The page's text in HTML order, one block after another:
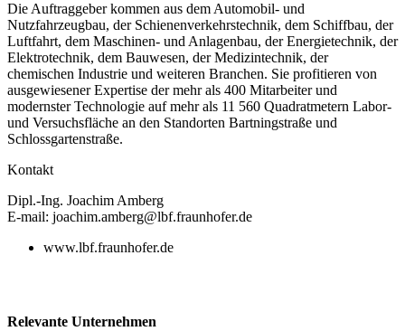
Die Auftraggeber kommen aus dem Automobil- und
Nutzfahrzeugbau, der Schienenverkehrstechnik, dem Schiffbau, der
Luftfahrt, dem Maschinen- und Anlagenbau, der Energietechnik, der
Elektrotechnik, dem Bauwesen, der Medizintechnik, der
chemischen Industrie und weiteren Branchen. Sie profitieren von
ausgewiesener Expertise der mehr als 400 Mitarbeiter und
modernster Technologie auf mehr als 11 560 Quadratmetern Labor-
und Versuchsfläche an den Standorten Bartningstraße und
Schlossgartenstraße.
Kontakt
Dipl.-Ing. Joachim Amberg
E-mail: joachim.amberg@lbf.fraunhofer.de
www.lbf.fraunhofer.de
Relevante Unternehmen